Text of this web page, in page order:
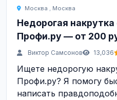
Москва , Москва
Недорогая накрутка
Профи.ру — от 200
Виктор Самсонов 13,036
Ищете недорогую
Профи.ру? Я помогу
написать